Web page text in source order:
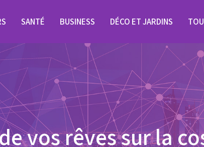
SANTÉ BUSINESS DÉCO ET JARDINS
vos rêves sur la